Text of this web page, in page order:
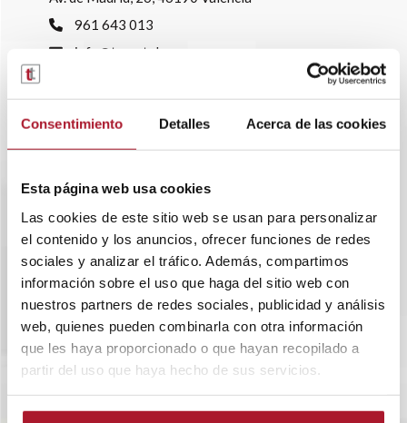
Consentimiento Detalles Acerca de las cookies
Esta página web usa cookies
Las cookies de este sitio web se usan para personalizar
el contenido y los anuncios, ofrecer funciones de redes
sociales y analizar el tráfico. Además, compartimos
información sobre el uso que haga del sitio web con
nuestros partners de redes sociales, publicidad y análisis
web, quienes pueden combinarla con otra información
que les haya proporcionado o que hayan recopilado a
partir del uso que haya hecho de sus servicios.
961 643 013
info@transtelsa.com
Trabaja con nosotros
SOBRE TRANSTEL